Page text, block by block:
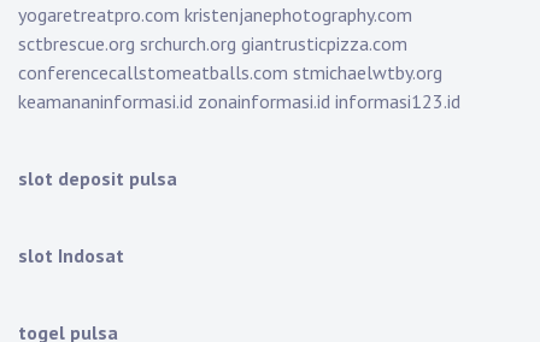
yogaretreatpro.com kristenjanephotography.com
sctbrescue.org srchurch.org giantrusticpizza.com
conferencecallstomeatballs.com stmichaelwtby.org
keamananinformasi.id zonainformasi.id informasi123.id
slot deposit pulsa
slot Indosat
togel pulsa